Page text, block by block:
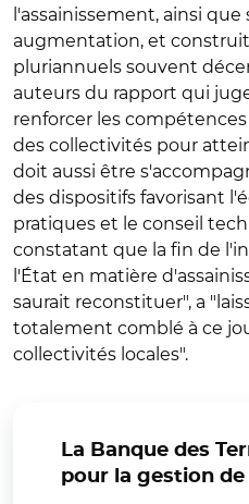
l'assainissement, ainsi que
augmentation, et
pluriannuels souvent
auteurs du rapport qui
renforcer les
des collectivités pour
doit aussi être
des dispositifs favorisant
pratiques et le conseil
constatant que la fin de
l'État en matière
saurait reconstituer", a
totalement comblé à ce
collectivités locales".
La Banque des
pour la gestion de